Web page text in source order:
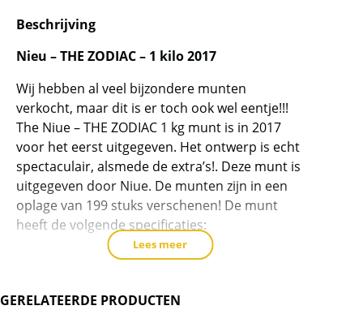
de
wachtlijst
dit
product
toe
te
voegen
Beschrijving
Nieu – THE ZODIAC – 1 kilo 2017
Wij hebben al veel bijzondere munten
verkocht, maar dit is er toch ook wel eentje!!!
The Niue – THE ZODIAC 1 kg munt is in 2017
voor het eerst uitgegeven. Het ontwerp is echt
spectaculair, alsmede de extra’s!. Deze munt is
uitgegeven door Niue. De munten zijn in een
oplage van 199 stuks verschenen! De munt
heeft de volgende specificaties:
Lees meer
GERELATEERDE PRODUCTEN